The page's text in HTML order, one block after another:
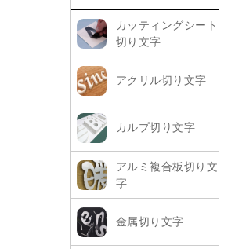
カッティングシート
切り文字
アクリル切り文字
カルプ切り文字
アルミ複合板切り文
字
金属切り文字